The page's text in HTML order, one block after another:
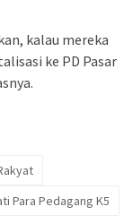
kalau mereka
ke PD Pasar
Para Pedagang K5